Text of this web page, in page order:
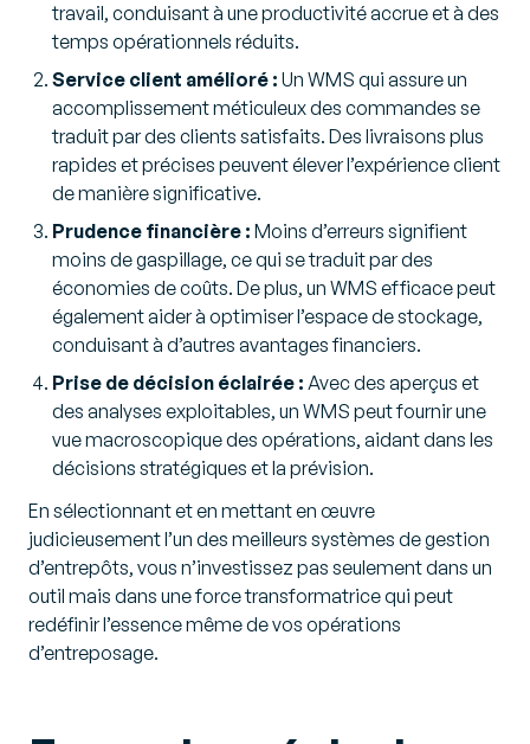
travail, conduisant à une productivité accrue et à des
temps opérationnels réduits.
Service client amélioré : Un WMS qui assure un
accomplissement méticuleux des commandes se
traduit par des clients satisfaits. Des livraisons plus
rapides et précises peuvent élever l’expérience client
de manière significative.
Prudence financière : Moins d’erreurs signifient
moins de gaspillage, ce qui se traduit par des
économies de coûts. De plus, un WMS efficace peut
également aider à optimiser l’espace de stockage,
conduisant à d’autres avantages financiers.
Prise de décision éclairée : Avec des aperçus et
des analyses exploitables, un WMS peut fournir une
vue macroscopique des opérations, aidant dans les
décisions stratégiques et la prévision.
En sélectionnant et en mettant en œuvre
judicieusement l’un des meilleurs systèmes de gestion
d’entrepôts, vous n’investissez pas seulement dans un
outil mais dans une force transformatrice qui peut
redéfinir l’essence même de vos opérations
d’entreposage.